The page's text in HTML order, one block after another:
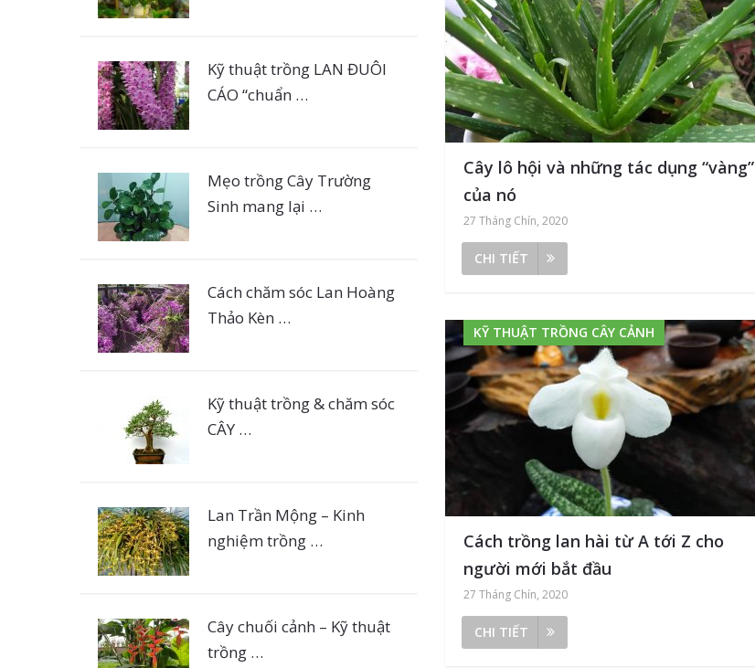
Cây lô hội và những tác dụng “vàng”
của nó
27 Tháng Chín, 2020
CHI TIẾT
KỸ THUẬT TRỒNG CÂY CẢNH
Cách trồng lan hài từ A tới Z cho
người mới bắt đầu
27 Tháng Chín, 2020
CHI TIẾT
Kỹ thuật trồng LAN ĐUÔI
CÁO “chuẩn …
Mẹo trồng Cây Trường
Sinh mang lại …
Cách chăm sóc Lan Hoàng
Thảo Kèn …
Kỹ thuật trồng & chăm sóc
CÂY …
Lan Trần Mộng – Kinh
nghiệm trồng …
Cây chuối cảnh – Kỹ thuật
trồng …